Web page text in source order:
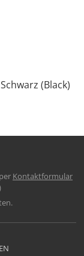
(Black)
Kontaktformular